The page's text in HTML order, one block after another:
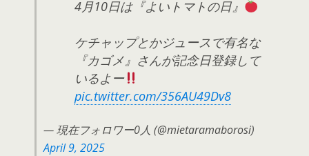
4月10日は『よいトマトの日』
ケチャップとかジュースで有名な
『カゴメ』さんが記念日登録して
いるよー
pic.twitter.com/356AU49Dv8
— 現在フォロワー0人 (@mietaramaborosi)
April 9, 2025